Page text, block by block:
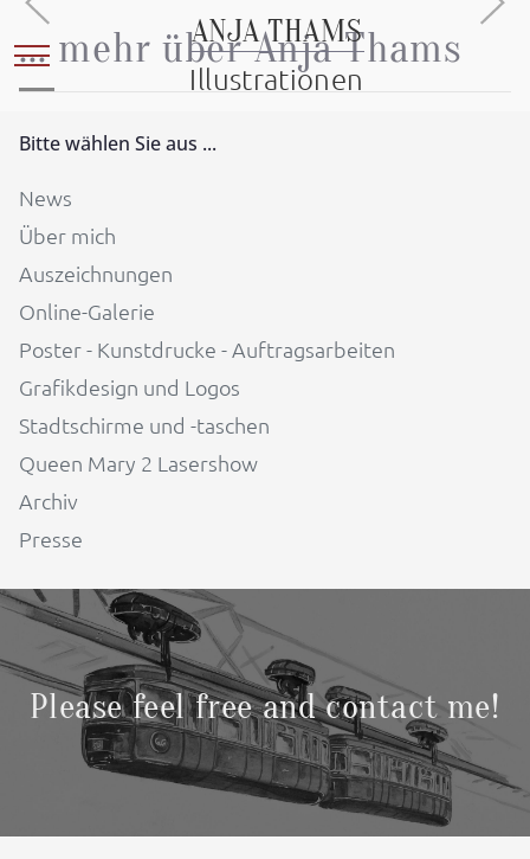
Mobile Menu Toggle
ANJA THAMS
Illustrationen
... mehr über Anja Thams
Bitte wählen Sie aus ...
News
Über mich
Auszeichnungen
Online-Galerie
Poster - Kunstdrucke - Auftragsarbeiten
Grafikdesign und Logos
Stadtschirme und -taschen
Queen Mary 2 Lasershow
Archiv
Presse
Please feel free and contact me!